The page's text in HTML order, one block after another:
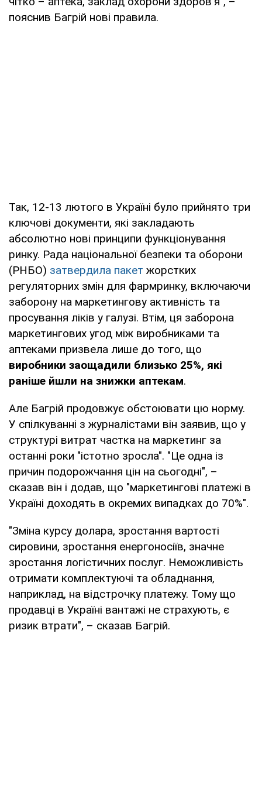
пояснив Багрій нові правила.
Так, 12-13 лютого в Україні було прийнято три
ключові документи, які закладають
абсолютно нові принципи функціонування
ринку. Рада національної безпеки та оборони
(РНБО) затвердила пакет жорстких
регуляторних змін для фармринку, включаючи
заборону на маркетингову активність та
просування ліків у галузі. Втім, ця заборона
маркетингових угод між виробниками та
аптеками призвела лише до того, що
виробники заощадили близько 25%, які
раніше йшли на знижки аптекам.
Але Багрій продовжує обстоювати цю норму.
У спілкуванні з журналістами він заявив, що у
структурі витрат частка на маркетинг за
останні роки "істотно зросла". "Це одна із
причин подорожчання цін на сьогодні", –
сказав він і додав, що "маркетингові платежі в
Україні доходять в окремих випадках до 70%".
"Зміна курсу долара, зростання вартості
сировини, зростання енергоносіїв, значне
зростання логістичних послуг. Неможливість
отримати комплектуючі та обладнання,
наприклад, на відстрочку платежу. Тому що
продавці в Україні вантажі не страхують, є
ризик втрати", – сказав Багрій.